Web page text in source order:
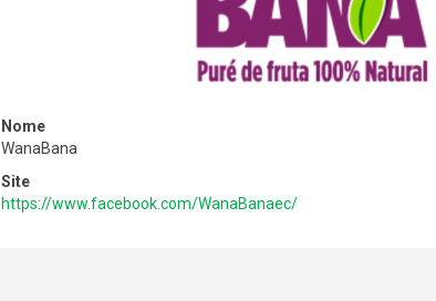
Nome
WanaBana
Site
https://www.facebook.com/WanaBanaec/